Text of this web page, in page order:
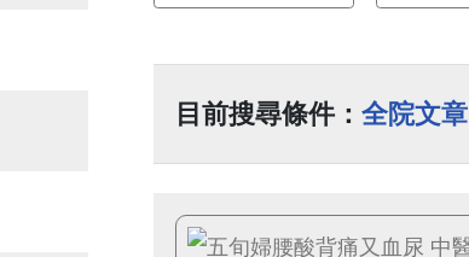
目前搜尋條件： 全院文章